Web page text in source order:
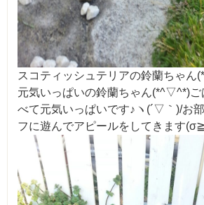
スコティッシュテリアの鈴蘭ちゃん
元気いっぱいの鈴蘭ちゃん(*^▽^*)ご
べて元気いっぱいです♪ヽ(´▽｀)/お
フに遊んでアピールをしてきます